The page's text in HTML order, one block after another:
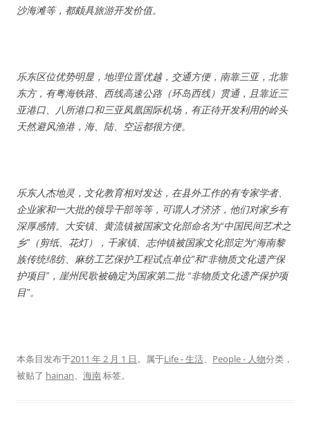
沙海滩等，都颇具旅游开发价值。
乐东区位优势明显，地理位置优越，交通方便，南靠三亚，北靠
东方，有粤海铁路、西线高速公路（环岛西线）贯通，且靠近三
亚港口、八所港口和三亚凤凰国际机场，有正待开发利用的岭头
天然避风渔港，海、陆、空运都很方便。
乐东人杰地灵，文化教育相对发达，在县外工作的有专家学者、
企业家和一大批的领导干部等等，可谓人才济济，他们对家乡有
深厚感情。大安镇、黄流镇被国家文化部命名为“中国民间艺术之
乡”（剪纸、花灯），千家镇、志仲镇被国家文化部定为“海南黎
族传统绵纺、麻纺工艺保护工程试点单位”和“非物质文化遗产保
护项目”，崖州民歌被确定为国家第二批 “非物质文化遗产保护项
目”。
本条目发布于2011 年 2 月 1 日。属于Life - 生活、 People - 人物分类，
被贴了 hainan、 海南标签。